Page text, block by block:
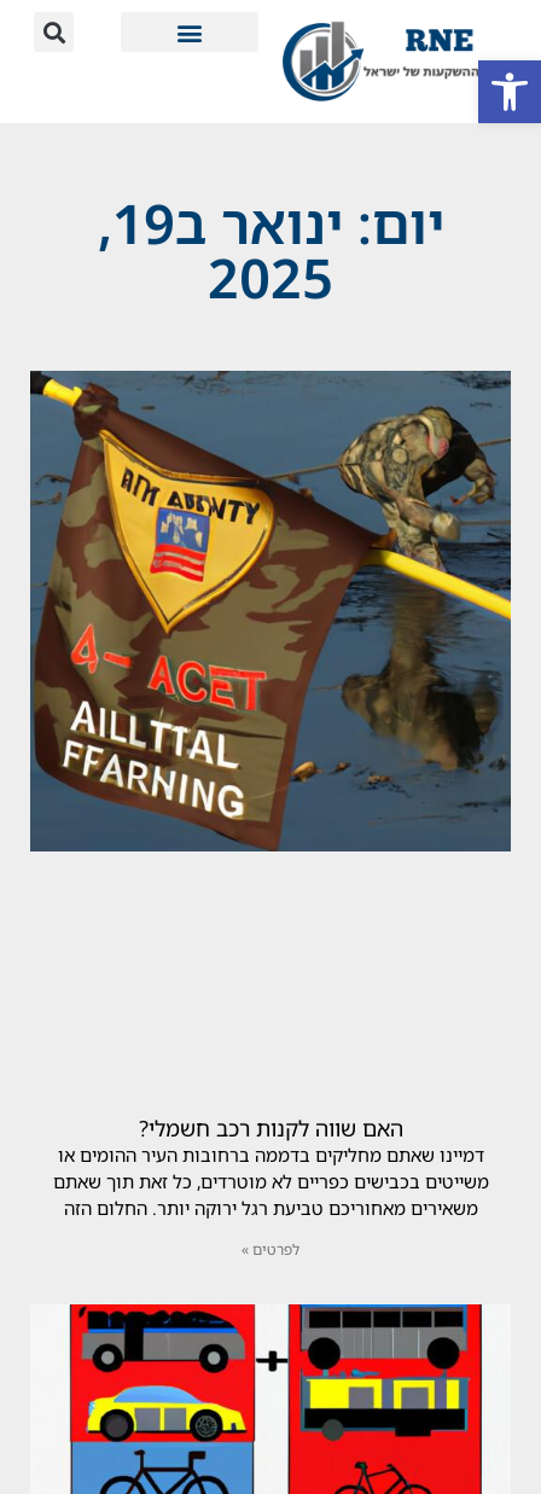
יום: ינואר ב19,
2025
האם שווה לקנות רכב חשמלי?
דמיינו שאתם מחליקים בדממה ברחובות העיר ההומים או
משייטים בכבישים כפריים לא מוטרדים, כל זאת תוך שאתם
משאירים מאחוריכם טביעת רגל ירוקה יותר. החלום הזה
לפרטים »
פתח סרגל נגישות